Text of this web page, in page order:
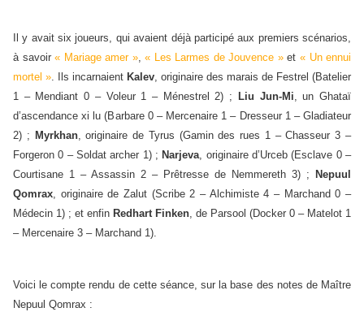
Il y avait six joueurs, qui avaient déjà participé aux premiers scénarios,
à savoir« Mariage amer »,« Les Larmes de Jouvence »et « Un ennui
mortel » . Ils incarnaient Kalev , originaire des marais de Festrel (Batelier
1 – Mendiant 0 – Voleur 1 – Ménestrel 2) ;
Liu Jun-Mi , un Ghataï
d’ascendance xi lu (Barbare 0 – Mercenaire 1 – Dresseur 1 – Gladiateur
2) ; Myrkhan, originaire de Tyrus (Gamin des rues 1 – Chasseur 3 –
Forgeron 0 – Soldat archer 1) ; Narjeva , originaire d’Urceb (Esclave 0 –
Courtisane 1 – Assassin 2 – Prêtresse de Nemmereth 3) ;
Nepuul
Qomrax , originaire de Zalut (Scribe 2 – Alchimiste 4 – Marchand 0 –
Médecin 1) ; et enfin Redhart Finken , de Parsool (Docker 0 – Matelot 1
– Mercenaire 3 – Marchand 1).
Voici le compte rendu de cette séance, sur la base des notes de Maître
Nepuul Qomrax :